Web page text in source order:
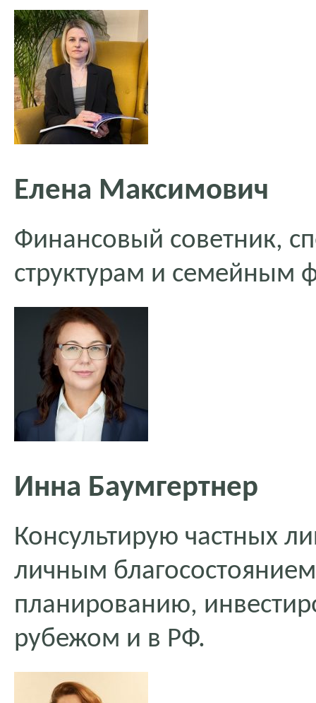
Елена Максимович
Финансовый советник,
структурам и семейным
Инна Баумгертнер
Консультирую частных
личным
планированию,
рубежом и в РФ.